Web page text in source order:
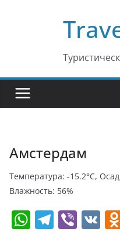
Амстердам
Температура: -15.2°C,
Влажность: 56%
W T Vi V